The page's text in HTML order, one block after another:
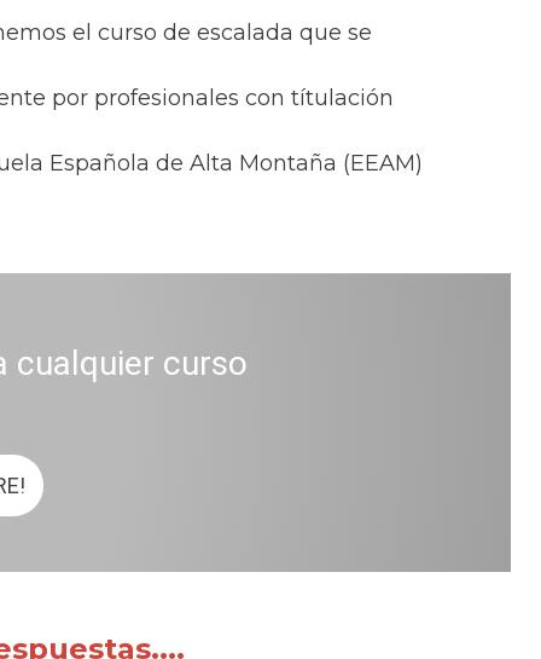
el curso de escalada que se
por profesionales con títulación
Española de Alta Montaña (EEAM)
cualquier curso